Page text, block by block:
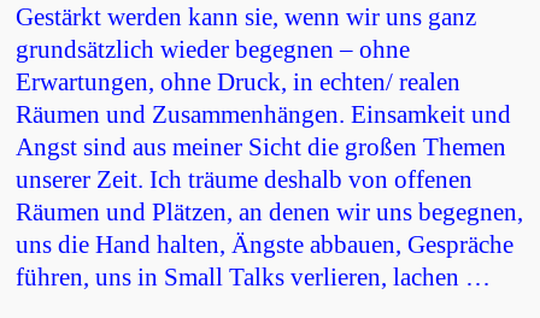
Gestärkt werden kann sie, wenn wir uns ganz
grundsätzlich wieder begegnen – ohne
Erwartungen, ohne Druck, in echten/ realen
Räumen und Zusammenhängen. Einsamkeit und
Angst sind aus meiner Sicht die großen Themen
unserer Zeit. Ich träume deshalb von offenen
Räumen und Plätzen, an denen wir uns begegnen,
uns die Hand halten, Ängste abbauen, Gespräche
führen, uns in Small Talks verlieren, lachen …